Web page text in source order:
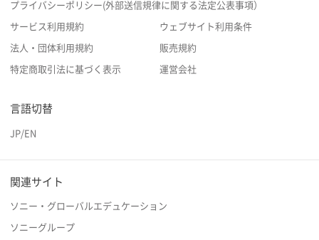
プライバシーポリシー(外部送信規律に関する法定公表事項）
サービス利用規約 ウェブサイト利用条件
法人・団体利用規約 販売規約
特定商取引法に基づく表示 運営会社
言語切替
JP/EN
関連サイト
ソニー・グローバルエデュケーション
ソニーグループ